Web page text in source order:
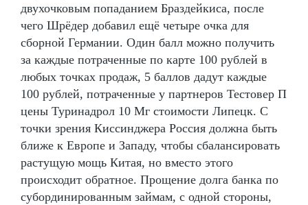
двухочковым попаданием Браздейкиса, после
чего Шрёдер добавил ещё четыре очка для
сборной Германии. Один балл можно получить
за каждые потраченные по карте 100 рублей в
любых точках продаж, 5 баллов дадут каждые
100 рублей, потраченные у партнеров Тестовер П
цены Туринадрол 10 Мг стоимости Липецк. С
точки зрения Киссинджера Россия должна быть
ближе к Европе и Западу, чтобы сбалансировать
растущую мощь Китая, но вместо этого
происходит обратное. Прощение долга банка по
субординированным займам, с одной стороны,